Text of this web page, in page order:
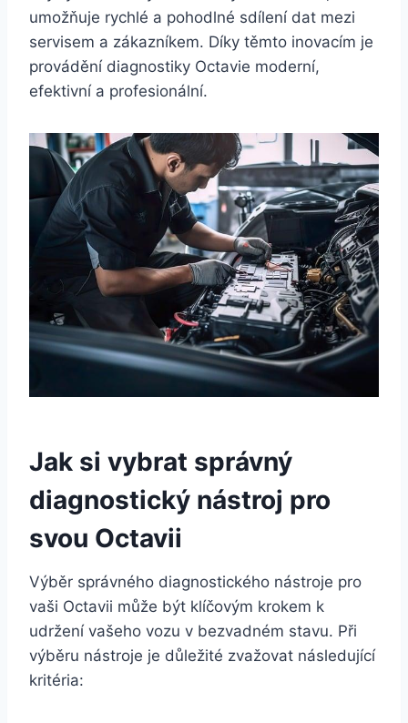
umožňuje rychlé a pohodlné sdílení dat mezi
servisem a zákazníkem. Díky těmto inovacím je
provádění diagnostiky Octavie moderní,
efektivní a profesionální.
Jak si vybrat správný
diagnostický nástroj pro
svou Octavii
Výběr správného diagnostického nástroje pro
vaši Octavii může být klíčovým krokem k
udržení vašeho vozu v bezvadném stavu. Při
výběru nástroje je důležité zvažovat následující
kritéria: